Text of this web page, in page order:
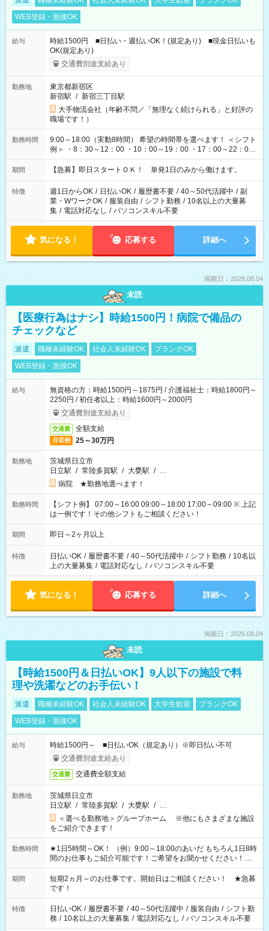
WEB登録・面接OK
給与
時給1500円 ■日払い・週払いOK！(規定あり) ■現金日払いも
OK(規定あり)
交通費別途支給あり
勤務地
東京都新宿区
新宿駅 / 新宿三丁目駅
大手物流会社（年齢不問／「無理なく続けられる」と好評の
職場です！）
勤務時間
9:00～18:00（実動8時間） 希望の時間帯を選べます！ ＜シフト
例＞ ・8：30～12：00 ・10：00～19：00 ・17：00～22：00
・13：00～22：00 ・22：00～翌6：00 など
期間 【急募】即日スタートＯＫ！ 単発1日のみから働けます。
特徴 週1日からOK / 日払いOK / 履歴書不要 / 40～50代活躍中 / 副
業・WワークOK / 服装自由 / シフト勤務 / 10名以上の大量募
集 / 電話対応なし / パソコンスキル不要
気になる！ 応募する 詳細へ
掲載日：2026.08.04
未読
【医療行為はナシ】時給1500円！病院で備品の
チェックなど
派遣 職種未経験OK 社会人未経験OK
ブランクOK
WEB登録・面接OK
給与
無資格の方：時給1500円～1875円 / 介護福祉士：時給1800円～
2250円 / 初任者以上：時給1600円～2000円
交通費別途支給あり
交通費 全額支給
月収例 25～30万円
勤務地
茨城県日立市
日立駅 / 常陸多賀駅 / 大甕駅 / …
病院 ★勤務地選べます！
勤務時間
【シフト例】 07:00～16:00 09:00～18:00 17:00～09:00 ※ 上記
は一例です！その他シフトもご相談ください！
期間 即日～2ヶ月以上
特徴 日払いOK / 履歴書不要 / 40～50代活躍中 / シフト勤務 / 10名以
上の大量募集 / 電話対応なし / パソコンスキル不要
気になる！ 応募する 詳細へ
掲載日：2026.08.04
未読
【時給1500円＆日払いOK】9人以下の施設で料
理や洗濯などのお手伝い！
派遣 職種未経験OK 社会人未経験OK 大学生歓迎
ブランクOK
WEB登録・面接OK
給与
時給1500円～ ■日払いOK（規定あり）※即日払い不可
交通費別途支給あり
交通費 交通費全額支給
勤務地
茨城県日立市
日立駅 / 常陸多賀駅 / 大甕駅 / …
＜選べる勤務地＞グループホーム ※他にもさまざまな施設
をご紹介できます！
勤務時間
★1日5時間～OK！ （例）9:00～18:00のあいだ もちろん1日8時
間のお仕事もご紹介可能です！ご希望をお聞かせください！★
家庭の都合でお休みが必要な場合も遠慮なくご相談ください。
※週最低15時間以上の勤務が必要です
期間
短期2ヵ月～のお仕事です。開始日はご相談ください！ ★急募
です！
特徴 日払いOK / 履歴書不要 / 40～50代活躍中 / 服装自由 / シフト勤
務 / 10名以上の大量募集 / 電話対応なし / パソコンスキル不要